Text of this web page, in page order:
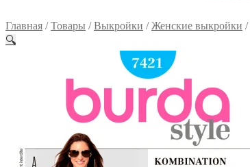
Главная /Товары /Выкройки /Женские выкройки /
🔍